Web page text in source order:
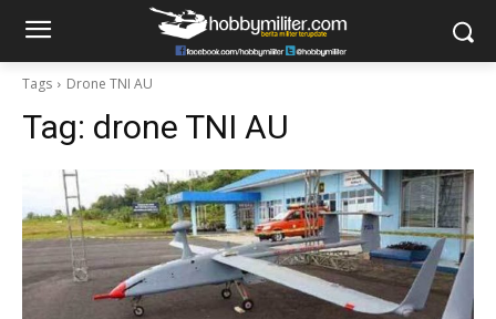
Tags Drone TNI AU
Tag: drone TNI AU